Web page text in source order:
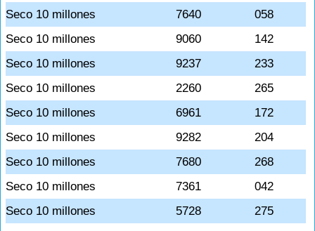
Seco 10 millones
7640
058
Seco 10 millones
9060
142
Seco 10 millones
9237
233
Seco 10 millones
2260
265
Seco 10 millones
6961
172
Seco 10 millones
9282
204
Seco 10 millones
7680
268
Seco 10 millones
7361
042
Seco 10 millones
5728 275